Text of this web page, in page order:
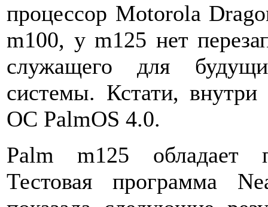
процессор Motorola
m100, у m125 нет
служащего для
системы. Кстати, внутри
ОС PalmOS 4.0.
Palm m125 обладает
Тестовая программа